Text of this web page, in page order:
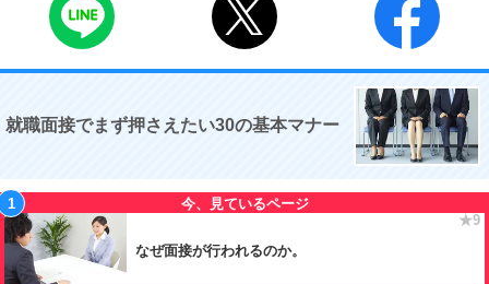
就職面接でまず押さえたい30の基本マナー
なぜ面接が行われるのか。